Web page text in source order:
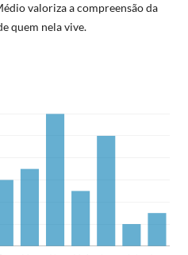
valoriza a compreensão da
quem nela vive.